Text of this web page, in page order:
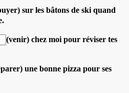
sur les bâtons de ski quand
(venir) chez moi pour réviser tes
une bonne pizza pour ses